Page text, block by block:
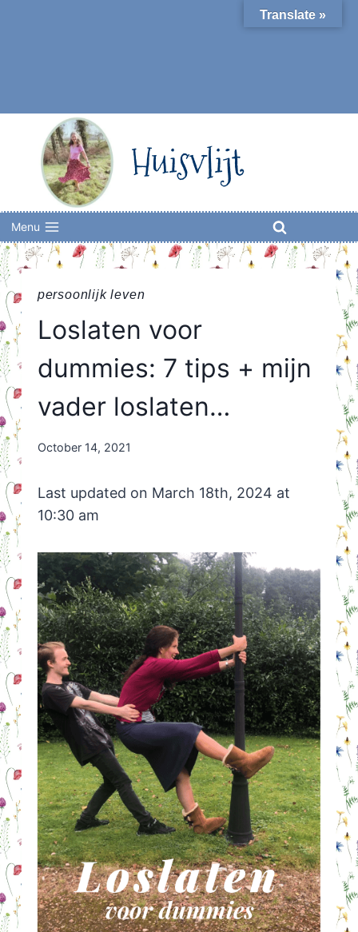
Huisvlijt
Menu
persoonlijk leven
Loslaten voor
dummies: 7 tips + mijn
vader loslaten…
By
October 14, 2021
Last updated on March 18th, 2024 at
10:30 am
Translate »